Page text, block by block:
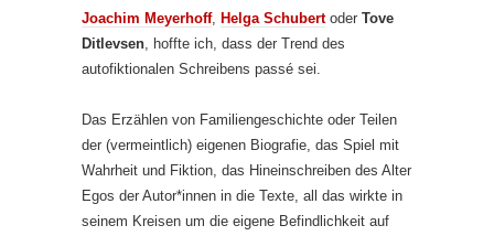
Joachim Meyerhoff, Helga Schubertoder Tove
Ditlevsen , hoffte ich, dass der Trend des
autofiktionalen Schreibens passé sei.
Das Erzählen von Familiengeschichte oder Teilen
der (vermeintlich) eigenen Biografie, das Spiel mit
Wahrheit und Fiktion, das Hineinschreiben des Alter
Egos der Autor*innen in die Texte, all das wirkte in
seinem Kreisen um die eigene Befindlichkeit auf